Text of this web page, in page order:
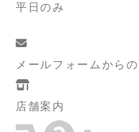
平日のみ
メールフォームからの
店舗案内